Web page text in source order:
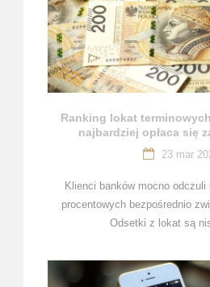
Ranking lokat
najbardziej opłaca się
23 mar
Klienci banków mocno
procentowych bezpośrednio
Odsetki z lokat są